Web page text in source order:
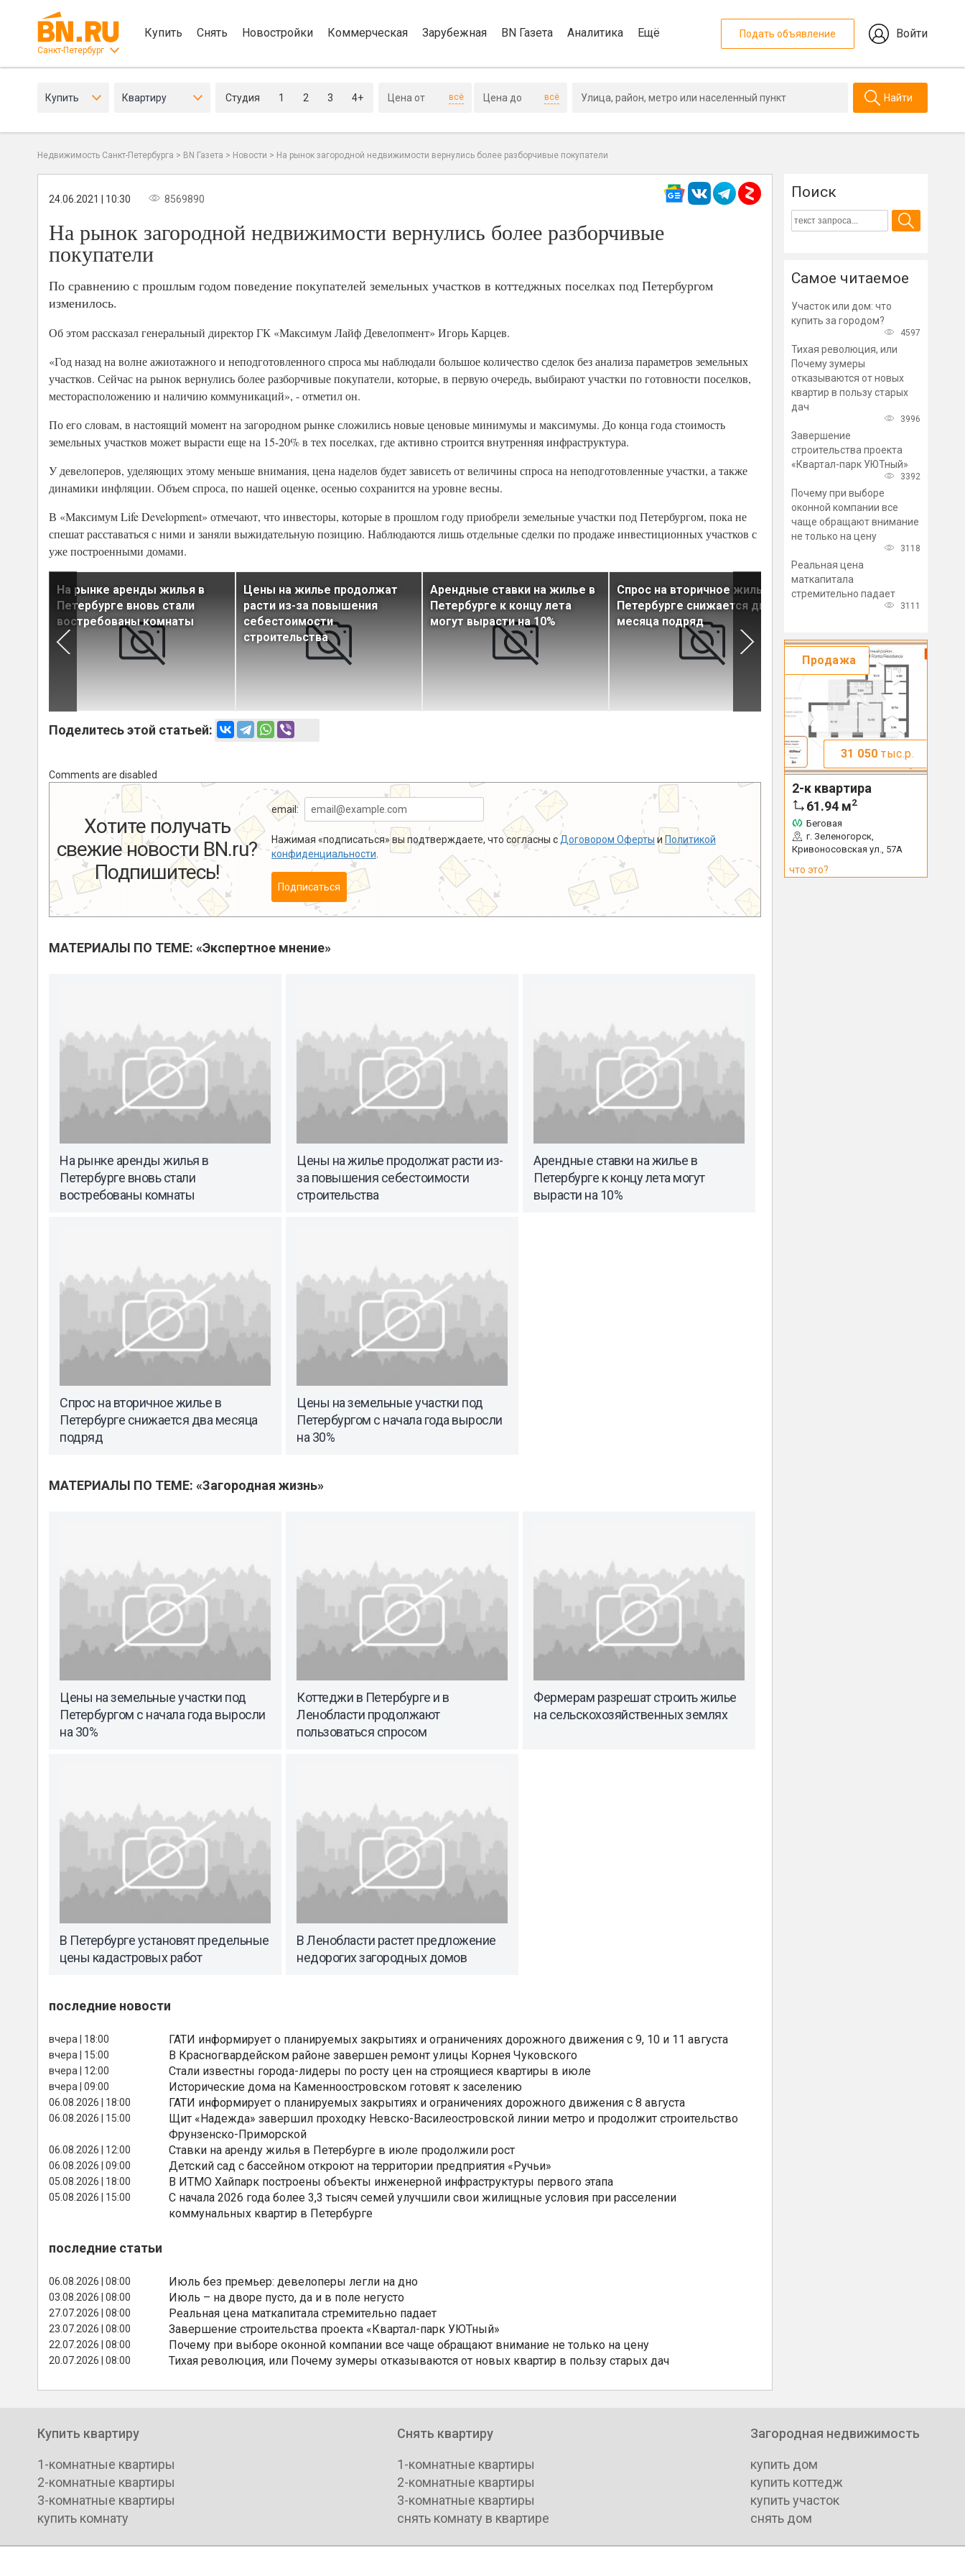
Санкт-Петербург
Купить Снять Новостройки Коммерческая Зарубежная BN Газета Аналитика Ещё Подать объявление Войти
Купить Квартиру Студия 1 2 3 4+ всё всё Найти
Недвижимость Санкт-Петербурга > BN Газета > Новости > На рынок загородной недвижимости вернулись более разборчивые покупатели
24.06.2021 | 10:30 8569890
На рынок загородной недвижимости вернулись более разборчивые
покупатели
По сравнению с прошлым годом поведение покупателей земельных участков в коттеджных поселках под Петербургом
изменилось.
Об этом рассказал генеральный директор ГК «Максимум Лайф Девелопмент» Игорь Карцев.
«Год назад на волне ажиотажного и неподготовленного спроса мы наблюдали большое количество сделок без анализа параметров земельных
участков. Сейчас на рынок вернулись более разборчивые покупатели, которые, в первую очередь, выбирают участки по готовности поселков,
месторасположению и наличию коммуникаций», - отметил он.
По его словам, в настоящий момент на загородном рынке сложились новые ценовые минимумы и максимумы. До конца года стоимость
земельных участков может вырасти еще на 15-20% в тех поселках, где активно строится внутренняя инфраструктура.
У девелоперов, уделяющих этому меньше внимания, цена наделов будет зависеть от величины спроса на неподготовленные участки, а также
динамики инфляции. Объем спроса, по нашей оценке, осенью сохранится на уровне весны.
В «Максимум Life Development» отмечают, что инвесторы, которые в прошлом году приобрели земельные участки под Петербургом, пока не
спешат расставаться с ними и заняли выжидательную позицию. Наблюдаются лишь отдельные сделки по продаже инвестиционных участков с
уже построенными домами.
На рынке аренды жилья в
Петербурге вновь стали
востребованы комнаты
Цены на жилье продолжат
расти из-за повышения
себестоимости
строительства
Арендные ставки на жилье в
Петербурге к концу лета
могут вырасти на 10%
Спрос на вторичное жилье в
Петербурге снижается два
месяца подряд
Цены на земельные
под Петербургом с начала
Поделитесь этой статьей:
Comments are disabled
Хотите получать
свежие новости BN.ru?
Подпишитесь!
email:
Нажимая «подписаться» вы подтверждаете, что согласны с Договором Оферты и Политикой
конфиденциальности
Подписаться
МАТЕРИАЛЫ ПО ТЕМЕ: «Экспертное мнение»
На рынке аренды жилья в
Петербурге вновь стали
востребованы комнаты
Цены на жилье продолжат расти из-
за повышения себестоимости
строительства
Арендные ставки на жилье в
Петербурге к концу лета могут
вырасти на 10%
Спрос на вторичное жилье в
Петербурге снижается два месяца
подряд
Цены на земельные участки под
Петербургом с начала года выросли
на 30%
МАТЕРИАЛЫ ПО ТЕМЕ: «Загородная жизнь»
Цены на земельные участки под
Петербургом с начала года выросли
на 30%
Коттеджи в Петербурге и в
Ленобласти продолжают
пользоваться спросом
Фермерам разрешат строить жилье
на сельскохозяйственных землях
В Петербурге установят предельные
цены кадастровых работ
В Ленобласти растет предложение
недорогих загородных домов
последние новости
вчера | 18:00 ГАТИ информирует о планируемых закрытиях и ограничениях дорожного движения с 9, 10 и 11 августа
вчера | 15:00 В Красногвардейском районе завершен ремонт улицы Корнея Чуковского
вчера | 12:00 Стали известны города-лидеры по росту цен на строящиеся квартиры в июле
вчера | 09:00 Исторические дома на Каменноостровском готовят к заселению
06.08.2026 | 18:00 ГАТИ информирует о планируемых закрытиях и ограничениях дорожного движения с 8 августа
06.08.2026 | 15:00
Щит «Надежда» завершил проходку Невско-Василеостровской линии метро и продолжит строительство
Фрунзенско-Приморской
06.08.2026 | 12:00 Ставки на аренду жилья в Петербурге в июле продолжили рост
06.08.2026 | 09:00 Детский сад с бассейном откроют на территории предприятия «Ручьи»
05.08.2026 | 18:00 В ИТМО Хайпарк построены объекты инженерной инфраструктуры первого этапа
05.08.2026 | 15:00
С начала 2026 года более 3,3 тысяч семей улучшили свои жилищные условия при расселении
коммунальных квартир в Петербурге
последние статьи
06.08.2026 | 08:00 Июль без премьер: девелоперы легли на дно
03.08.2026 | 08:00 Июль – на дворе пусто, да и в поле негусто
27.07.2026 | 08:00 Реальная цена маткапитала стремительно падает
23.07.2026 | 08:00 Завершение строительства проекта «Квартал-парк УЮТный»
22.07.2026 | 08:00 Почему при выборе оконной компании все чаще обращают внимание не только на цену
20.07.2026 | 08:00 Тихая революция, или Почему зумеры отказываются от новых квартир в пользу старых дач
Поиск
Самое читаемое
Участок или дом: что
купить за городом?
4597
Тихая революция, или
Почему зумеры
отказываются от новых
квартир в пользу старых
дач
3996
Завершение
строительства проекта
«Квартал-парк УЮТный»
3392
Почему при выборе
оконной компании все
чаще обращают внимание
не только на цену
3118
Реальная цена
маткапитала
стремительно падает
3111
Продажа
31 050 тыс.р.
2-к квартира
61.94 м2
Беговая
г. Зеленогорск,
Кривоносовская ул., 57А
что это?
Купить квартиру
1-комнатные квартиры
2-комнатные квартиры
3-комнатные квартиры
купить комнату
Снять квартиру
1-комнатные квартиры
2-комнатные квартиры
3-комнатные квартиры
снять комнату в квартире
Загородная недвижимость
купить дом
купить коттедж
купить участок
снять дом